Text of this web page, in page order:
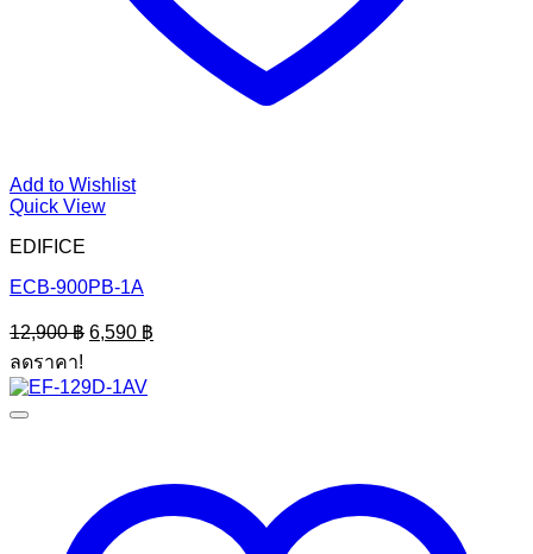
Add to Wishlist
Quick View
EDIFICE
ECB-900PB-1A
12,900฿ Original
price
12,900 ฿.
6,590 ฿
price
ลดราคา!